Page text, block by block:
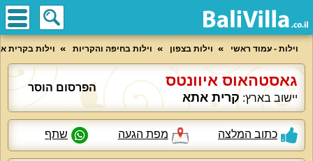
וילות - עמוד ראשי וילות בצפון וילות בחיפה והקריות וילות בקרית
גאסטהאוס איוונטס
יישוב בארץ: קרית אתא
הפרסום הוסר
כתוב המלצה מפת הגעה שתף